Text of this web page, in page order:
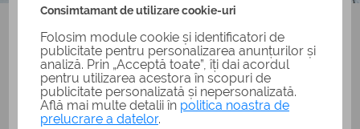
HG nr 15 din 2016
HG nr. 15/2016 - aprobarea Normelor de aplicare a
Legii nr. 248/2015
privind stimularea participarii in invatamantul prescolar a
copiilor provenind din familii defavorizate
si a procedurii de acordare a tichetelor sociale pentru
gradinita
Consimtamant de utilizare cookie-uri
Folosim module cookie și identificatori de
publicitate pentru personalizarea anunțurilor și
analiză. Prin „Acceptă toate”, îți dai acordul
pentru utilizarea acestora în scopuri de
publicitate personalizată și nepersonalizată.
Află mai multe detalii în politica noastra de
prelucrare a datelor.